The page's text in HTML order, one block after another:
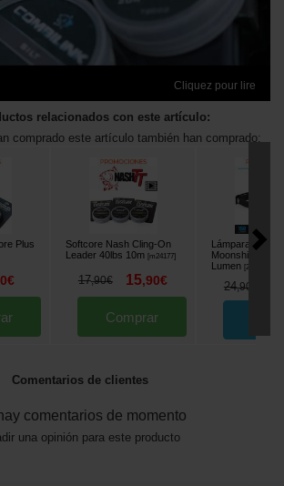
Cliquez pour lire
relacionados con este artículo:
comprado este artículo también han comprado:
Plus
€
Softcore Nash Cling-On
Leader 40lbs 10m [m24177]
17,90€ 15,90€
Comprar
Lámpara
Moonshine
Lumen [214460
24,90
Comentarios de clientes
comentarios de momento
una opinión para este producto